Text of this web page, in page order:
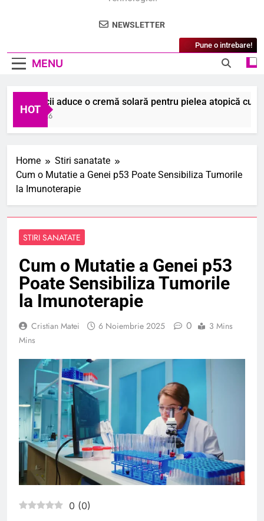
NEWSLETTER
MENU
Pune o intrebare!
HOT
beneficii aduce o cremă solară pentru pielea atopică cu SPF
2026
Home
Stiri sanatate
Cum o Mutatie a Genei p53 Poate Sensibiliza Tumorile
la Imunoterapie
STIRI SANATATE
Cum o Mutatie a Genei p53
Poate Sensibiliza Tumorile
la Imunoterapie
Cristian Matei 6 Noiembrie 2025 0
3 Mins
Mins
0 (0)